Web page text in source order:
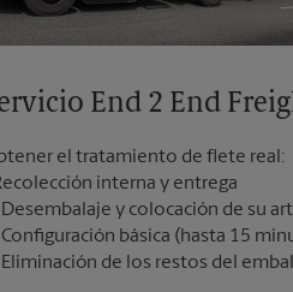
End 2 End
el tratamiento de flete real:
interna y entrega
Desembalaje y colocación de su
Configuración básica (hasta 15